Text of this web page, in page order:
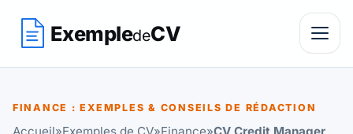
ExempledeCV
FINANCE : EXEMPLES & CONSEILS DE RÉDACTION